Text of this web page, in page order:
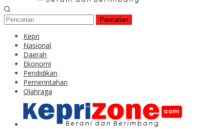
Pencarian
Kepri
Nasional
Daerah
Ekonomi
Pendidikan
Pemerintahan
Olahraga